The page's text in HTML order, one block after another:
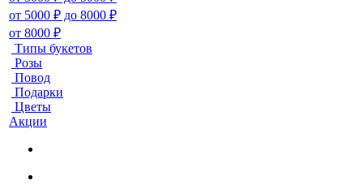
от 5000 ₽ до 8000 ₽
от 8000 ₽
Типы букетов
Розы
Повод
Подарки
Цветы
Акции